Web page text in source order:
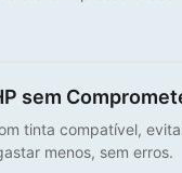
sem
tinta compatível,
menos, sem erros.